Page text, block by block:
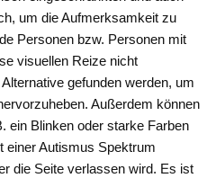
um die Aufmerksamkeit zu
Personen bzw. Personen mit
visuellen Reize nicht
gefunden werden, um
Außerdem können
ein Blinken oder starke Farben
einer Autismus Spektrum
die Seite verlassen wird. Es ist